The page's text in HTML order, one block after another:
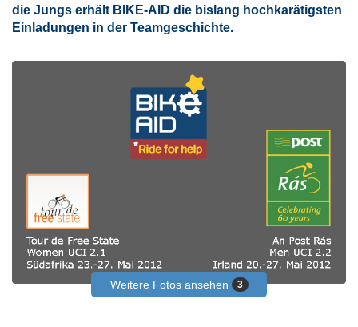
die Jungs erhält BIKE-AID die bislang hochkarätigsten
Einladungen in der Teamgeschichte.
Weitere Fotos ansehen 3